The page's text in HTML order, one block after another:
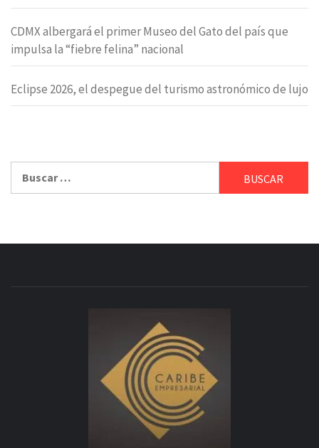
CDMX albergará el primer Museo del Gato del país que
impulsa la “fiebre felina” nacional
Eclipse 2026, el despegue del turismo astronómico de lujo